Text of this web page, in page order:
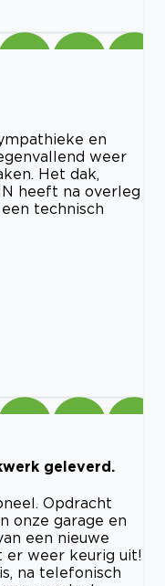
en
weer
Het dak,
heeft na overleg
technisch
geleverd.
Opdracht
onze garage en
een nieuwe
er weer keurig uit!
na telefonisch